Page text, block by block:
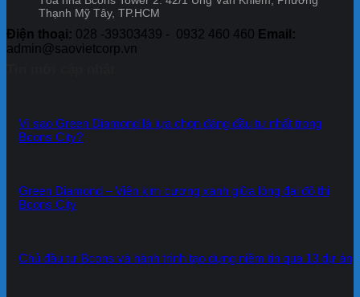
Thạnh Mỹ Tây, TP.HCM
Điện thoại: 028 -39303439 - 0932 460 460 Email:
admin@saovietcorp.vn
Vì sao Green Diamond là lựa chọn đáng đầu tư nhất trong
Bcons City?
Green Diamond – Viên kim cương xanh giữa lòng đại đô thị
Bcons City
Chủ đầu tư Bcons và hành trình tạo dựng niềm tin qua 13 dự án